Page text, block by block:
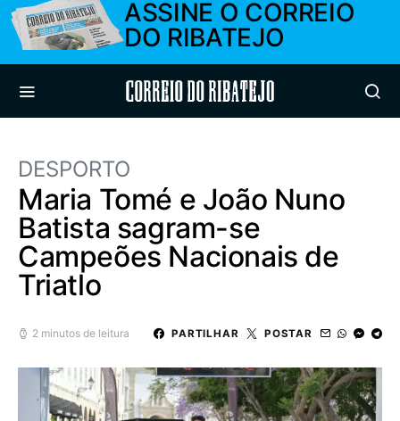
ASSINE O CORREIO
DO RIBATEJO
Correio do Ribatejo
DESPORTO
Maria Tomé e João Nuno
Batista sagram-se
Campeões Nacionais de
Triatlo
2 minutos de leitura PARTILHAR POSTAR